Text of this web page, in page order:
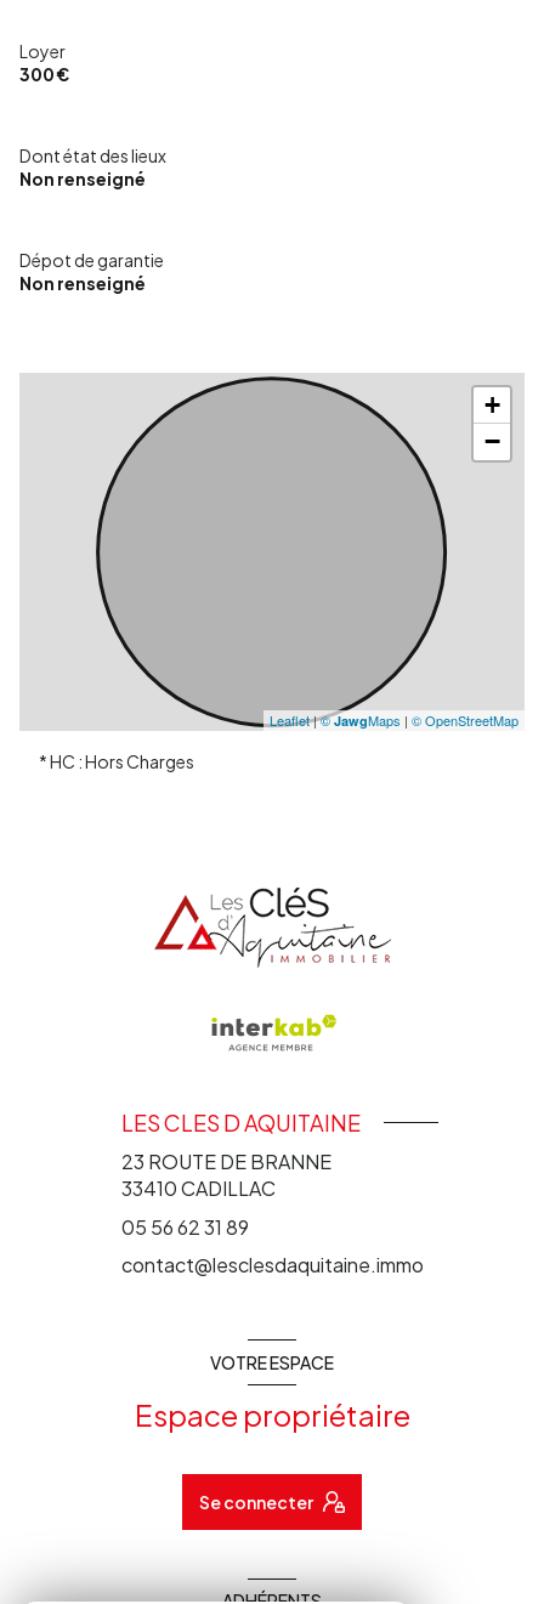
Loyer
300 €
Dont état des lieux
Non renseigné
Dépot de garantie
Non renseigné
+
−
Leaflet|©JawgMaps | © OpenStreetMap
* HC : Hors Charges
LES CLES D AQUITAINE
23 ROUTE DE BRANNE
33410CADILLAC
05 56 62 31 89
contact@lesclesdaquitaine.immo
VOTRE ESPACE
Espace propriétaire
Se connecter